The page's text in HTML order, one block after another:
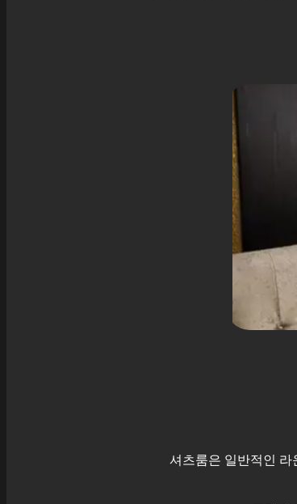
셔츠룸은 일반적인 라